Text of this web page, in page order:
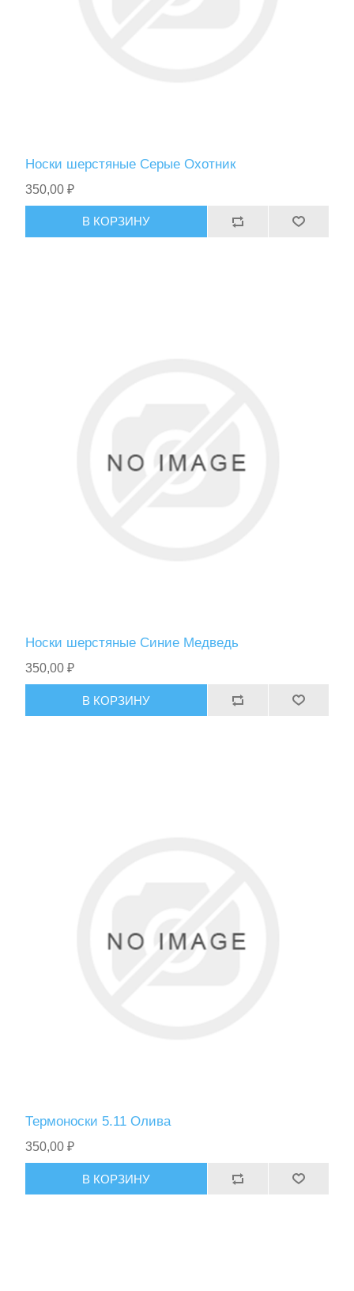
Носки шерстяные Серые Охотник
350,00 ₽
В КОРЗИНУ
Носки шерстяные Синие Медведь
350,00 ₽
В КОРЗИНУ
Термоноски 5.11 Олива
350,00 ₽
В КОРЗИНУ